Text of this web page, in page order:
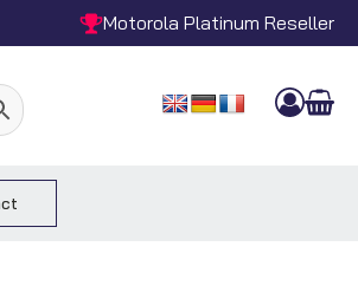
Motorola Platinum Reseller